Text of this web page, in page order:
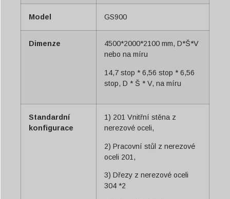
Model GS900
Dimenze
4500*2000*2100 mm, D*Š*V
nebo na míru
14,7 stop * 6,56 stop * 6,56
stop, D * Š * V, na míru
Standardní
konfigurace
1) 201 Vnitřní stěna z
nerezové oceli,
2) Pracovní stůl z nerezové
oceli 201,
3) Dřezy z nerezové oceli
304 *2